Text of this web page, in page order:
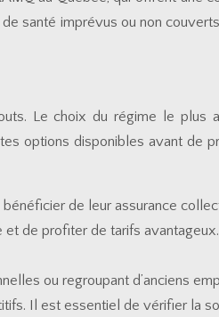
santé imprévus ou non
Le choix du régime le plus
options disponibles avant de
de leur assurance
de profiter de tarifs
ou regroupant d’anciens
Il est essentiel de vérifier la